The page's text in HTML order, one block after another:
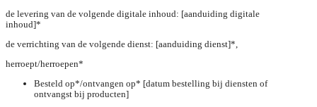
de levering van de volgende digitale inhoud: [aanduiding digitale
inhoud]*
de verrichting van de volgende dienst: [aanduiding dienst]*,
herroept/herroepen*
Besteld op*/ontvangen op* [datum bestelling bij diensten of
ontvangst bij producten]